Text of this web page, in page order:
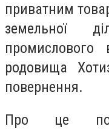
приватним
земельної
родовища
повернення.
Про це